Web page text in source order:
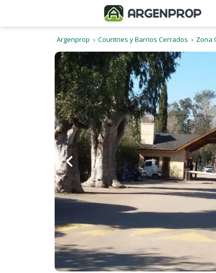
Argenprop Countries y Barrios Cerrados Zona